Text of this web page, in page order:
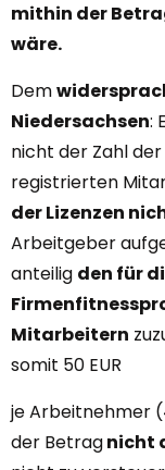
mithin der
wäre.
Dem
Niedersachsen:
nicht der Zahl
registrierten
der Lizenzen
Arbeitgeber
anteilig den für
Mitarbeitern
somit 50 EUR
je Arbeitnehmer
der Betragnicht